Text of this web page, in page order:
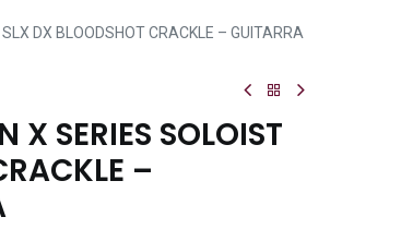
DX BLOODSHOT CRACKLE – GUITARRA
SERIES SOLOIST
–